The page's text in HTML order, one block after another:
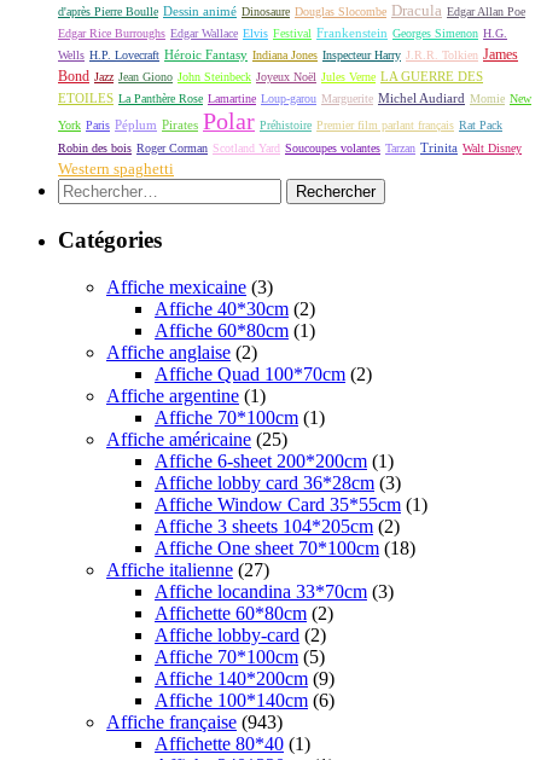
d'après Pierre Boulle Dessin animé Dinosaure Douglas Slocombe Dracula Edgar Allan Poe
Edgar Rice Burroughs Edgar Wallace Elvis Festival Frankenstein Georges Simenon H.G.
Wells H.P. Lovecraft Héroic Fantasy Indiana Jones Inspecteur Harry J.R.R. Tolkien James
Bond Jazz Jean Giono John Steinbeck Joyeux Noël Jules Verne LA GUERRE DES
ETOILES La Panthère Rose Lamartine Loup-garou Marguerite Michel Audiard Momie New
York Paris Péplum Pirates Polar Préhistoire Premier film parlant français Rat Pack
Robin des bois Roger Corman Scotland Yard Soucoupes volantes Tarzan Trinita Walt Disney
Western spaghetti
Rechercher :
Catégories
Affiche mexicaine (3)
Affiche 40*30cm (2)
Affiche 60*80cm (1)
Affiche anglaise (2)
Affiche Quad 100*70cm (2)
Affiche argentine (1)
Affiche 70*100cm (1)
Affiche américaine (25)
Affiche 6-sheet 200*200cm (1)
Affiche lobby card 36*28cm (3)
Affiche Window Card 35*55cm (1)
Affiche 3 sheets 104*205cm (2)
Affiche One sheet 70*100cm (18)
Affiche italienne (27)
Affiche locandina 33*70cm (3)
Affichette 60*80cm (2)
Affiche lobby-card (2)
Affiche 70*100cm (5)
Affiche 140*200cm (9)
Affiche 100*140cm (6)
Affiche française (943)
Affichette 80*40 (1)